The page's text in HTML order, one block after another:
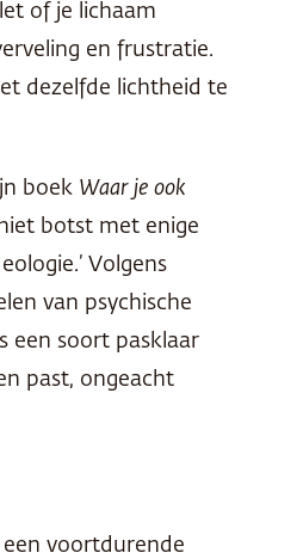
of je lichaam
en frustratie.
dezelfde lichtheid te
boek Waar je ook
botst met enige
Volgens
van psychische
een soort pasklaar
past, ongeacht
voortdurende